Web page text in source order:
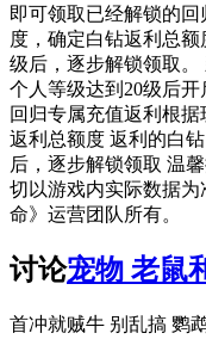
即可领取已经解锁的
度，确定白钻返利总
级后，逐步解锁领取
个人等级达到20级后
回归专属充值返利根
返利总额度 返利的白
后，逐步解锁领取 温
切以游戏内实际数据
命》运营团队所有。
讨论宠物 老鼠
首冲就贼牛 别乱搞 鹦